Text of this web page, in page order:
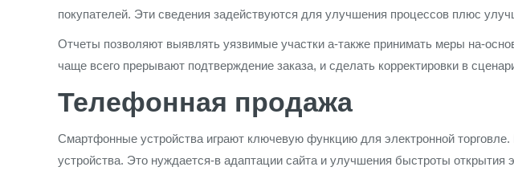
покупателей. Эти сведения задействуются для улучшения процессов плюс
Отчеты позволяют выявлять уязвимые участки а-также принимать меры на-
чаще всего прерывают подтверждение заказа, и сделать корректировки в
Телефонная продажа
Смартфонные устройства играют ключевую функцию для электронной
устройства. Это нуждается-в адаптации сайта и улучшения быстроты открытия